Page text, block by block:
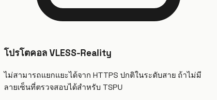
โปรโตคอล VLESS-Reality
ไม่สามารถแยกแยะได้จาก HTTPS ปกติในระดับสาย ถ้าไม่มี
ลายเซ็นที่ตรวจสอบได้สำหรับ TSPU